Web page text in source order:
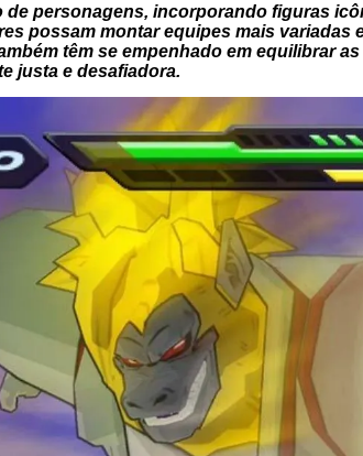
personagens, incorporando figuras
possam montar equipes mais variadas
têm se empenhado em equilibrar
justa e desafiadora.